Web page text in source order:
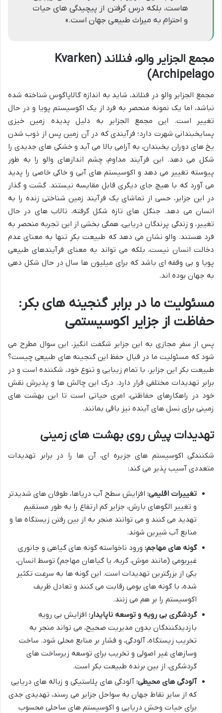
هاست، بلکه درس گرفتن از پیچیدگی های حیات
و احترام به میراث طبیعی جهان است.»
مجمع الجزایر والو، فنلاند (Kvarken
Archipelago)
مجمع الجزایر والو در فنلاند، شاید به اندازه گالاپاگوس شناخته شده
نباشد، اما یک نمونه منحصر به فرد از یک اکوسیستم پویا و در حال
تغییر است. این مجمع الجزایر به دلیل پدیده زمین خیزی
پسایخبندانی شهرت دارد؛ فرآیندی که در آن زمین پس از ذوب شدن
یخ های دوران یخبندان، به آرامی بالا می آید و خشکی های جدیدی را
شکل می دهد. این فرآیند مداوم، چشم اندازهای والو را به طور
پیوسته تغییر می دهد و اکوسیستم های آبی و خاکی خاصی را پدید
می آورد که با هیچ جای دیگری قابل مقایسه نیستند. گشت و گذار
در این جزایر، حسی از تماشای یک فرآیند زمین شناختی زنده را به
انسان می دهد. جنگل های تازه شکل گرفته، تالاب های در حال
تغییر، و زندگی پرندگان دریایی، همگی بخشی از این تجربه منحصر به
فرد هستند. والو نشان می دهد که طبیعت بکر تنها به معنای عدم
دخالت انسان نیست، بلکه می تواند به معنای فرآیندهای طبیعی
پویا و بی وقفه ای باشد که برای میلیون ها سال در حال شکل دهی
به جهان بوده اند.
مسئولیت ما در برابر گنجینه های بکر:
حفاظت از جزایر اکوسیستمی
پس از سفر مجازی به این جزایر شگفت انگیز، این سوال مطرح می
شود که مسئولیت ما در قبال حفظ این گنجینه های طبیعی چیست؟
طبیعت بکر این جزایر، با تمام زیبایی و تنوع خود، شکننده است و در
برابر تهدیدات مختلفی قرار دارد. درک این چالش ها و پذیرش نقش
خود در راهکارهای حفاظتی، امری حیاتی است تا این بهشت های
زمینی برای نسل های آینده نیز باقی بمانند.
تهدیدات پیش روی بهشت های زمینی
شکنندگی اکوسیستم های جزیره ای، آن ها را در برابر تهدیدات
متعددی آسیب پذیر می کند:
تغییرات اقلیمی: افزایش سطح آب دریاها، طوفان های شدیدتر
و تغییر الگوهای بارش، جزایر کم ارتفاع را به طور مستقیم
تهدید می کنند و می توانند منجر به از بین رفتن زیستگاه ها و
منابع آب شیرین شوند.
گونه های مهاجم: ورود ناخواسته گونه های گیاهی و جانوری
غیربومی (مانند موش، گربه، یا گیاهان مهاجم) توسط انسان،
یکی از بزرگترین تهدیدات است. این گونه ها به سرعت تکثیر
شده، با گونه های بومی رقابت می کنند و تعادل ظریف
اکوسیستم را بر هم می زنند.
گردشگری بی رویه و توسعه ناپایدار: افزایش بی رویه
بازدیدکنندگان بدون مدیریت صحیح، می تواند منجر به
تخریب زیستگاه، آلودگی، و فشار بر منابع محلی شود. ساخت
وسازهای غیر اصولی و تخریب برای توسعه زیرساخت های
گردشگری، از بین برنده طبیعت بکر است.
آلودگی های محیطی: آلودگی های پلاستیکی و زباله های دریایی
که از سایر نقاط جهان به سواحل جزایر می رسند، تهدیدی جدی
برای حیات وحش دریایی و اکوسیستم های ساحلی محسوب